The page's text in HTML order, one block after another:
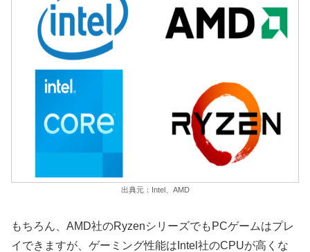
出典元：Intel、AMD
もちろん、AMD社のRyzenシリーズでもPCゲームはプレ
イできますが、ゲーミング性能はIntel社のCPUが高くな